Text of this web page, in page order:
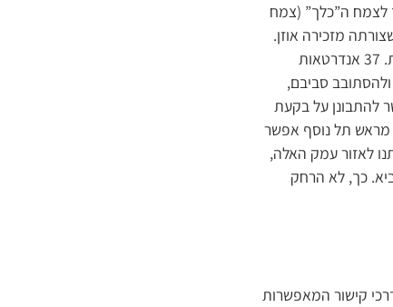
לצמח ה”כלך” (צמח
מזכירה אוזן.
יער צרעה-הנשיא, שבו גם התרחשו מאורעות שליוו את אבותינו , מימי שמשון הגיבור, מלא בהפתעות. 37 אנדרטאות
סביבם,
להתבונן על בקעת
מראש תל נוסף אפשר
לאזור עמק האלה,
כך, לא הרחק
קישור המאפשרות